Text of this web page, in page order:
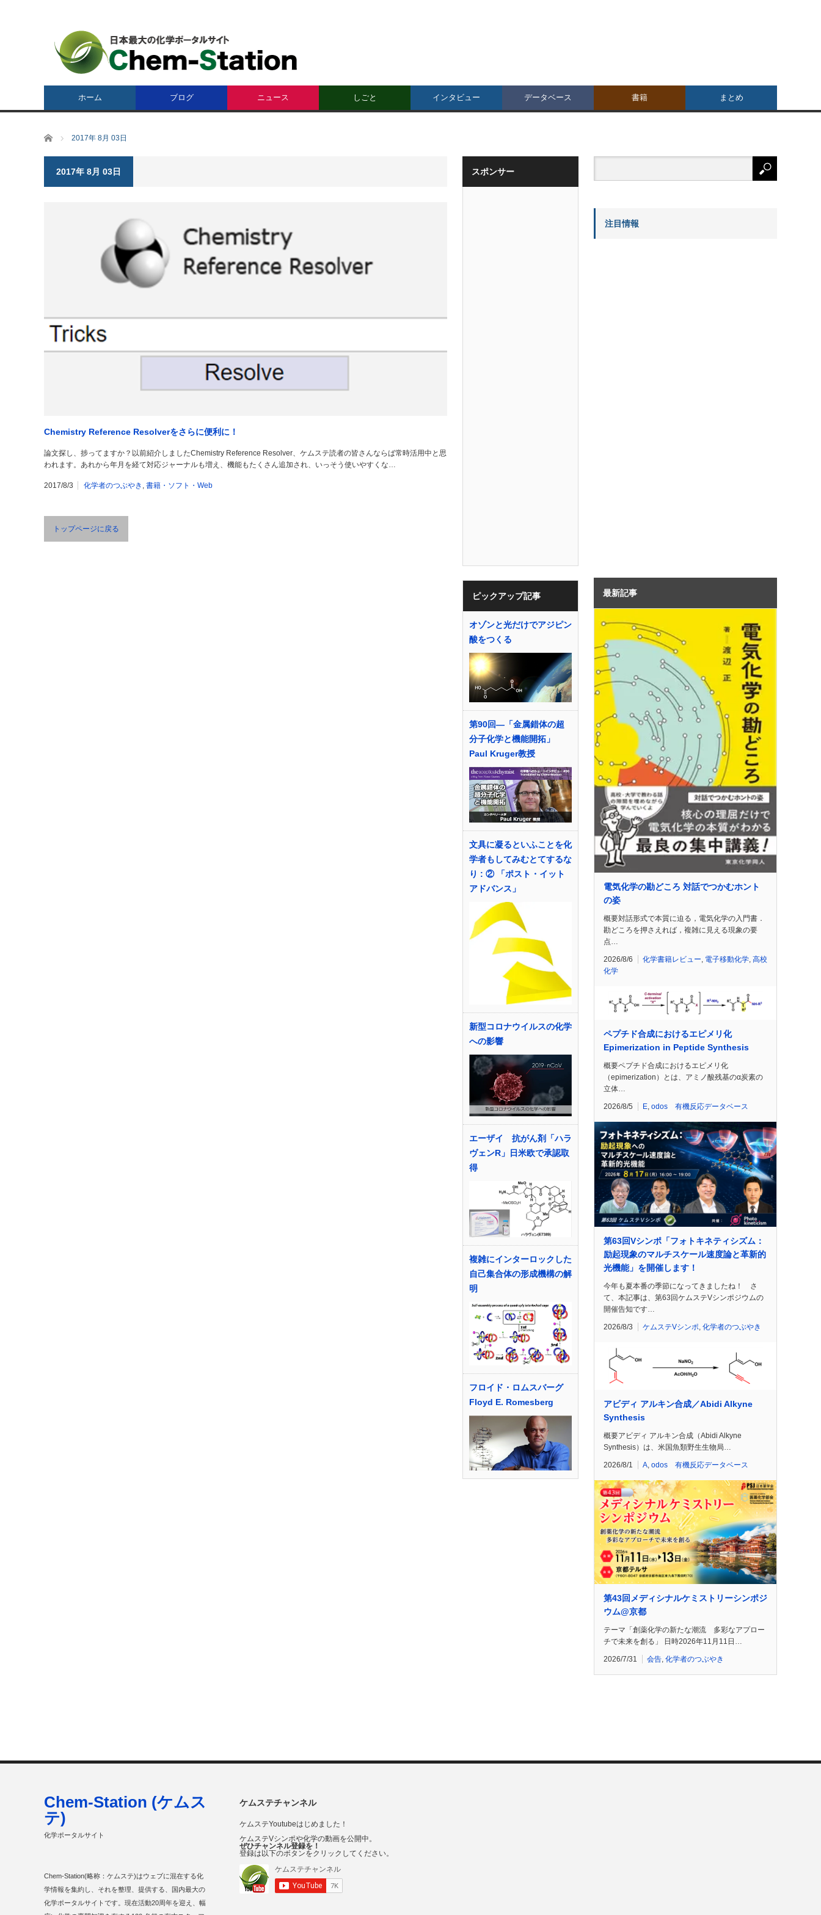
ホーム ブログ ニュース しごと インタビュー データベース 書籍 まとめ
ホーム 2017年 8月 03日
2017年 8月 03日
Chemistry Reference Resolverをさらに便利に！
論文探し、捗ってますか？以前紹介しましたChemistry Reference Resolver、ケムステ読者の皆さんならば常時活用中と思
われます。あれから年月を経て対応ジャーナルも増え、機能もたくさん追加され、いっそう使いやすくな…
2017/8/3 化学者のつぶやき , 書籍・ソフト・Web
トップページに戻る
スポンサー
ピックアップ記事
オゾンと光だけでアジピン
酸をつくる
第90回―「金属錯体の超
分子化学と機能開拓」
Paul Kruger教授
文具に凝るといふことを化
学者もしてみむとてするな
り : ② 「ポスト・イット
アドバンス」
新型コロナウイルスの化学
への影響
エーザイ 抗がん剤「ハラ
ヴェンR」日米欧で承認取
得
複雑にインターロックした
自己集合体の形成機構の解
明
フロイド・ロムスバーグ
Floyd E. Romesberg
注目情報
最新記事
電気化学の勘どころ 対話でつかむホント
の姿
概要対話形式で本質に迫る，電気化学の入門書．
勘どころを押さえれば，複雑に見える現象の要
点…
2026/8/6 化学書籍レビュー, 電子移動化学, 高校
化学
ペプチド合成におけるエピメリ化
Epimerization in Peptide Synthesis
概要ペプチド合成におけるエピメリ化
（epimerization）とは、アミノ酸残基のα炭素の
立体…
2026/8/5 E, odos 有機反応データベース
第63回Vシンポ「フォトキネティシズム：
励起現象のマルチスケール速度論と革新的
光機能」を開催します！
今年も夏本番の季節になってきましたね！ さ
て、本記事は、第63回ケムステVシンポジウムの
開催告知です…
2026/8/3 ケムステVシンポ 化学者のつぶやき
アビディ アルキン合成／Abidi Alkyne
Synthesis
概要アビディ アルキン合成（Abidi Alkyne
Synthesis）は、米国魚類野生生物局…
2026/8/1 A odos 有機反応データベース
第43回メディシナルケミストリーシンポジ
ウム@京都
テーマ「創薬化学の新たな潮流 多彩なアプロー
チで未来を創る」 日時2026年11月11日…
2026/7/31 会告, 化学者のつぶやき
ケムステチャンネル
ケムステYoutubeはじめました！
ケムステVシンポや化学の動画を公開中。
ぜひチャンネル登録を！
登録は以下のボタンをクリックしてください。
Chem-Station (ケムス
テ)
化学ポータルサイト
Chem-Station(略称：ケムステ)はウェブに混在する化
学情報を集約し、それを整理、提供する、国内最大の
化学ポータルサイトです。現在活動20周年を迎え、幅